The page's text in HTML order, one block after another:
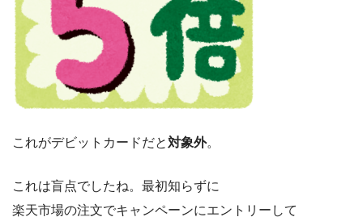
これがデビットカードだと対象外。
これは盲点でしたね。最初知らずに
楽天市場の注文でキャンペーンにエントリーして